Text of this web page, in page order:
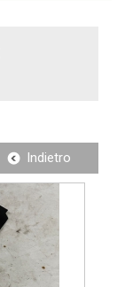
Indietro